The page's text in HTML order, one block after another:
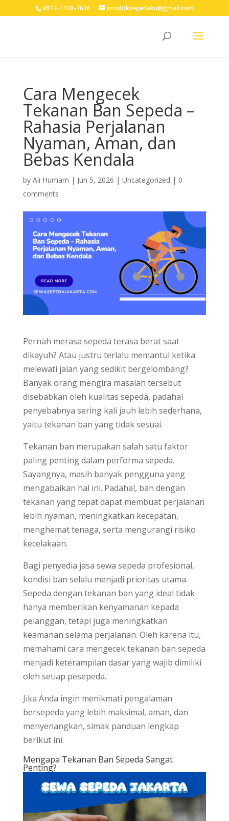
0812-1100-7636 pondoksepedaku@gmail.com
Cara Mengecek
Tekanan Ban Sepeda –
Rahasia Perjalanan
Nyaman, Aman, dan
Bebas Kendala
by Ali Humam | Jun 5, 2026 | Uncategorized | 0
comments
Pernah merasa sepeda terasa berat saat
dikayuh? Atau justru terlalu memantul ketika
melewati jalan yang sedikit bergelombang?
Banyak orang mengira masalah tersebut
disebabkan oleh kualitas sepeda, padahal
penyebabnya sering kali jauh lebih sederhana,
yaitu tekanan ban yang tidak sesuai.
Tekanan ban merupakan salah satu faktor
paling penting dalam performa sepeda.
Sayangnya, masih banyak pengguna yang
mengabaikan hal ini. Padahal, ban dengan
tekanan yang tepat dapat membuat perjalanan
lebih nyaman, meningkatkan kecepatan,
menghemat tenaga, serta mengurangi risiko
kecelakaan.
Bagi penyedia jasa sewa sepeda profesional,
kondisi ban selalu menjadi prioritas utama.
Sepeda dengan tekanan ban yang ideal tidak
hanya memberikan kenyamanan kepada
pelanggan, tetapi juga meningkatkan
keamanan selama perjalanan. Oleh karena itu,
memahami cara mengecek tekanan ban sepeda
menjadi keterampilan dasar yang wajib dimiliki
oleh setiap pesepeda.
Jika Anda ingin menikmati pengalaman
bersepeda yang lebih maksimal, aman, dan
menyenangkan, simak panduan lengkap
berikut ini.
Mengapa Tekanan Ban Sepeda Sangat
Penting?